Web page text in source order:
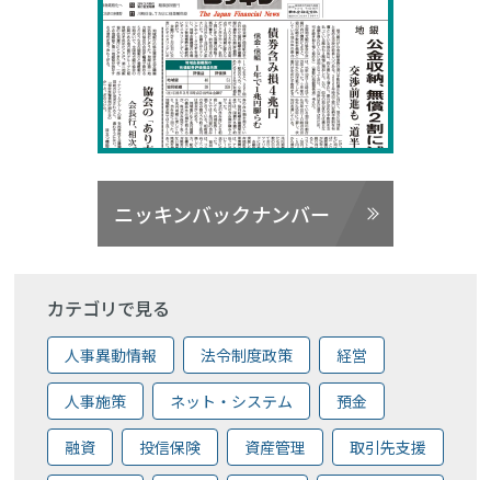
ニッキンバックナンバー
カテゴリで見る
人事異動情報 法令制度政策 経営
人事施策 ネット・システム 預金
融資 投信保険 資産管理 取引先支援